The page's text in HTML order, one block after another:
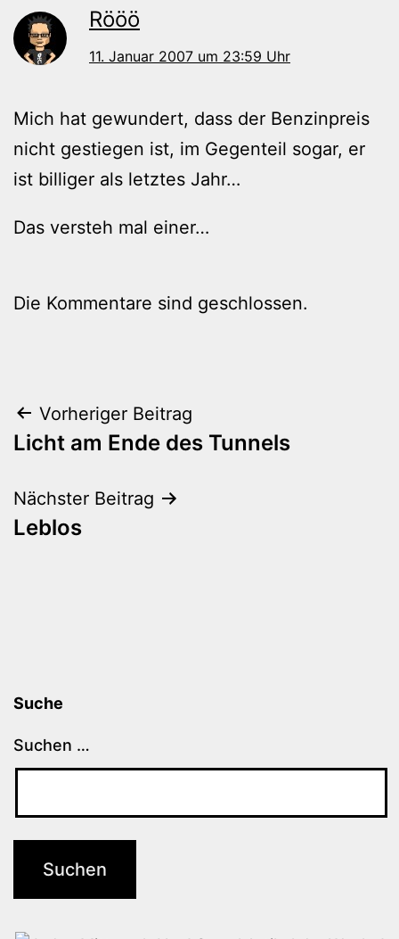
Rööö
11. Januar 2007 um 23:59 Uhr
Mich hat gewundert, dass der Benzinpreis
nicht gestiegen ist, im Gegenteil sogar, er
ist billiger als letztes Jahr…
Das versteh mal einer…
Die Kommentare sind geschlossen.
Beitragsnavigation
Vorheriger Beitrag
Licht am Ende des Tunnels
Nächster Beitrag
Leblos
Suche
Suchen …